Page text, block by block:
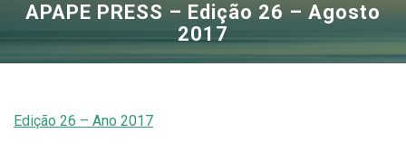
Buscar
APAPE PRESS – Edição 26 – Agosto
2017
Edição 26 – Ano 2017